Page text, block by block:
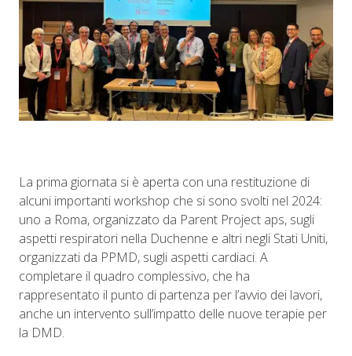
La prima giornata si è aperta con una restituzione di
alcuni importanti workshop che si sono svolti nel 2024:
uno a Roma, organizzato da Parent Project aps, sugli
aspetti respiratori nella Duchenne e altri negli Stati Uniti,
organizzati da PPMD, sugli aspetti cardiaci. A
completare il quadro complessivo, che ha
rappresentato il punto di partenza per l’avvio dei lavori,
anche un intervento sull’impatto delle nuove terapie per
la DMD.